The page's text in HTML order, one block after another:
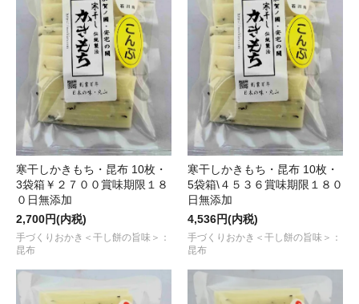
寒干しかきもち・昆布 10枚・
3袋箱￥２７００賞味期限１８
０日無添加
2,700円(内税)
手づくりおかき＜干し餅の旨味＞：
昆布
寒干しかきもち・昆布 10枚・
5袋箱\４５３６賞味期限１８０
日無添加
4,536円(内税)
手づくりおかき＜干し餅の旨味＞：
昆布